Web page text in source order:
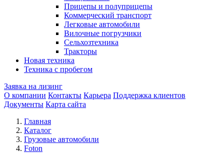
Прицепы и полуприцепы
Коммерческий транспорт
Легковые автомобили
Вилочные погрузчики
Сельхозтехника
Тракторы
Новая техника
Техника с пробегом
Заявка на лизинг
О компании Контакты Карьера Поддержка клиентов
Документы Карта сайта
Главная
Каталог
Грузовые автомобили
Foton